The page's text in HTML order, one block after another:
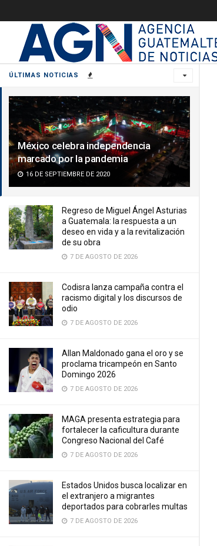
ÚLTIMAS NOTICIAS
México celebra independencia
marcado por la pandemia
16 DE SEPTIEMBRE DE 2020
Regreso de Miguel Ángel Asturias
a Guatemala: la respuesta a un
deseo en vida y a la revitalización
de su obra
7 DE AGOSTO DE 2026
Codisra lanza campaña contra el
racismo digital y los discursos de
odio
7 DE AGOSTO DE 2026
Allan Maldonado gana el oro y se
proclama tricampeón en Santo
Domingo 2026
7 DE AGOSTO DE 2026
MAGA presenta estrategia para
fortalecer la caficultura durante
Congreso Nacional del Café
7 DE AGOSTO DE 2026
Estados Unidos busca localizar en
el extranjero a migrantes
deportados para cobrarles multas
7 DE AGOSTO DE 2026